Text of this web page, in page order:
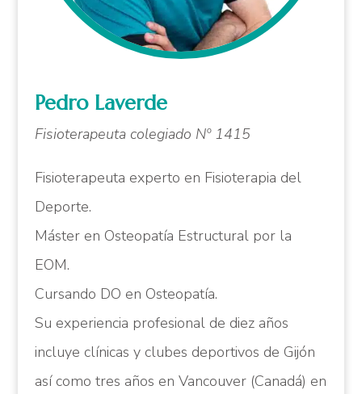
Pedro Laverde
Fisioterapeuta colegiado Nº 1415
Fisioterapeuta experto en Fisioterapia del
Deporte.
Máster en Osteopatía Estructural por la
EOM.
Cursando DO en Osteopatía.
Su experiencia profesional de diez años
incluye clínicas y clubes deportivos de Gijón
así como tres años en Vancouver (Canadá) en